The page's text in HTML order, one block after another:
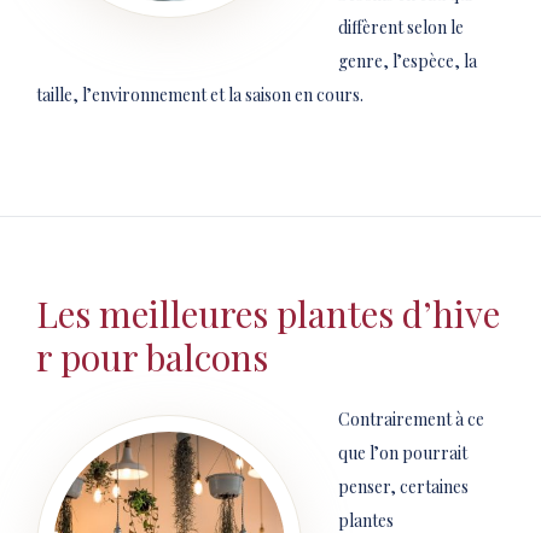
diffèrent selon le
genre, l’espèce, la
taille, l’environnement et la saison en cours.
Les meilleures plantes d’hive
r pour balcons
Contrairement à ce
que l’on pourrait
penser, certaines
plantes